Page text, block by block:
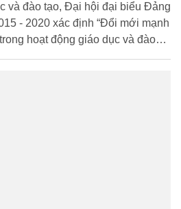
và đào tạo, Đại hội đại biểu Đảng
- 2020 xác định “Đổi mới mạnh
hoạt động giáo dục và đào